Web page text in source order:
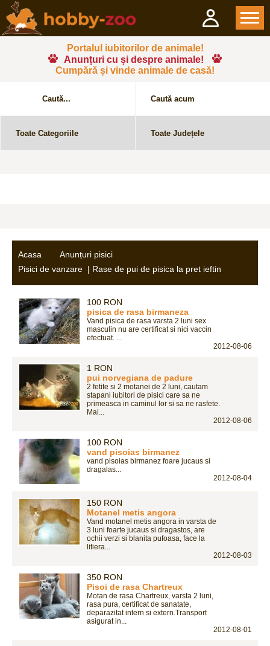
Portalul iubitorilor de animale!
Anunțuri cu și despre animale!
Cumpără și vinde animale de casă!
Acasa
Anunțuri pisici
Pisici de vanzare | Rase de pui de pisica la pret ieftin
100 RON
pisica de rasa birmaneza
Vand pisica de rasa varsta 2 luni sex
masculin nu are certificat si nici vaccin
efectuat. ...
2012-08-06
1 RON
pui norvegiana de padure
2 fetite si 2 motanei de 2 luni, cautam
stapani iubitori de pisici care sa ne
primeasca in caminul lor si sa ne rasfete.
Mai...
2012-08-06
100 RON
vand pisoias birmanez
vand pisoias birmanez foare jucaus si
dragalas...
2012-08-04
150 RON
Motanel metis angora
Vand motanel metis angora in varsta de
3 luni foarte jucaus si dragastos, are
ochii verzi si blanita pufoasa, face la
litiera...
2012-08-03
350 RON
Pisoi de rasa Chartreux
Motan de rasa Chartreux, varsta 2 luni,
rasa pura, certificat de sanatate,
deparazitat intern si extern.Transport
asigurat in...
2012-08-01